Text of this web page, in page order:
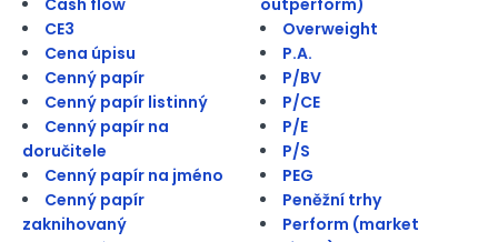
CE3
Cena úpisu
Cenný papír
Cenný papír listinný
Cenný papír na
doručitele
Cenný papír na jméno
Cenný papír
zaknihovaný
Overweight
P.A.
P/BV
P/CE
P/E
P/S
PEG
Peněžní trhy
Perform (market